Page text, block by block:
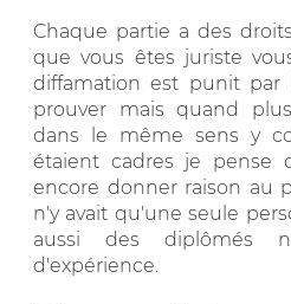
Chaque partie a des
que vous êtes juriste
diffamation est punit
prouver mais quand
dans le même sens y
étaient cadres je pense
encore donner raison au
n'y avait qu'une seule
aussi des diplômés
d'expérience.